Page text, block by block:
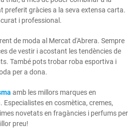
preferit gràcies a la seva extensa carta.
i professional.
de moda al Mercat d'Abrera. Sempre
de vestir i acostant les tendències de
També pots trobar roba esportiva i
per a dona.
amb les millors marques en
Especialistes en cosmètica, cremes,
novetats en fragàncies i perfums per
preu!